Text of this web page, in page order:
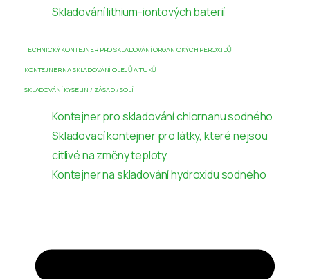
Skladování lithium-iontových baterií
TECHNICKÝ KONTEJNER PRO SKLADOVÁNÍ ORGANICKÝCH PEROXIDŮ
KONTEJNER NA SKLADOVÁNÍ OLEJŮ A TUKŮ
SKLADOVÁNÍ KYSELIN / ZÁSAD / SOLÍ
Kontejner pro skladování chlornanu sodného
Skladovací kontejner pro látky, které nejsou
citlivé na změny teploty
Kontejner na skladování hydroxidu sodného